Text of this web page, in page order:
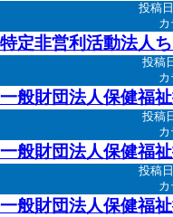
投稿
特定非営利活動法人
投稿
一般財団法人保健福
投稿
一般財団法人保健福
投稿
一般財団法人保健福